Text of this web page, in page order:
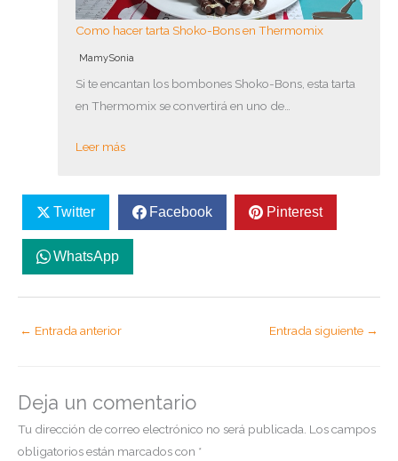
Como hacer tarta Shoko-Bons en Thermomix
MamySonia
Si te encantan los bombones Shoko-Bons, esta tarta
en Thermomix se convertirá en uno de…
Leer más
Twitter Facebook Pinterest
WhatsApp
← Entrada anterior Entrada siguiente →
Deja un comentario
Tu dirección de correo electrónico no será publicada. Los campos
obligatorios están marcados con *